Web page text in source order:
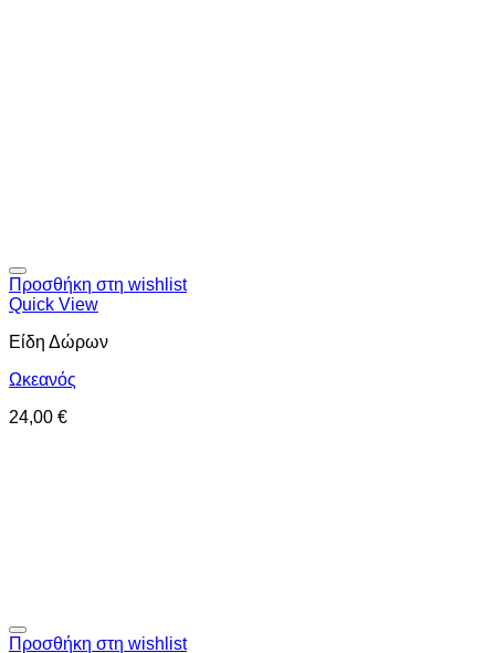
Προσθήκη στη wishlist
Quick View
Είδη Δώρων
Ωκεανός
24,00 €
Προσθήκη στη wishlist